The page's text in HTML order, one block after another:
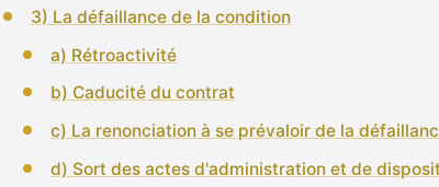
3) La défaillance de la condition
a) Rétroactivité
b) Caducité du contrat
c) La renonciation à se prévaloir de la
d) Sort des actes d'administration et de